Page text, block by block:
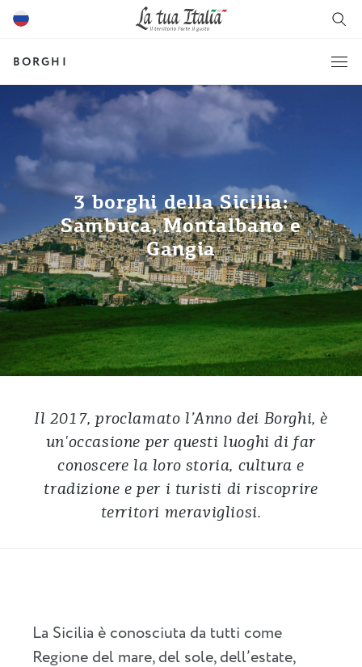
BORGHI
3 borghi della Sicilia:
Sambuca, Montalbano e
Gangia
Il 2017, proclamato l’Anno dei Borghi, è
un'occasione per questi luoghi di far
conoscere la loro storia, cultura e
tradizione e per i turisti di riscoprire
territori meravigliosi.
La Sicilia è conosciuta da tutti come
Regione del mare, del sole, dell’estate,